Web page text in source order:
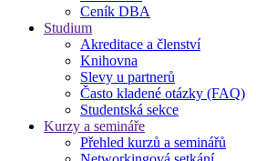
Ceník DBA
Studium
Akreditace a členství
Knihovna
Slevy u partnerů
Často kladené otázky (FAQ)
Studentská sekce
Kurzy a semináře
Přehled kurzů a seminářů